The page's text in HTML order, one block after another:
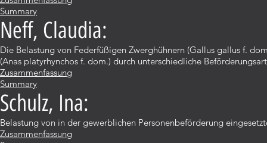
Summary
Neff, Claudia:
Die Belastung von Federfüßigen Zwerghühnern (Gallus gallus f.
(Anas platyrhynchos f. dom.) durch unterschiedliche
Zusammenfassung
Summary
Schulz, Ina:
Belastung von in der gewerblichen Personenbeförderung
Zusammenfassung